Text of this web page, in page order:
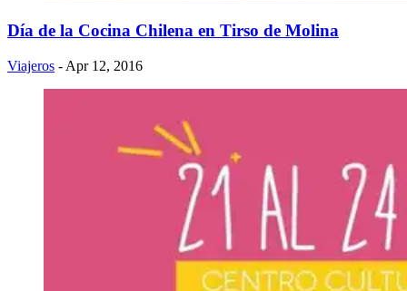
Día de la Cocina Chilena en Tirso de Molina
Viajeros - Apr 12, 2016